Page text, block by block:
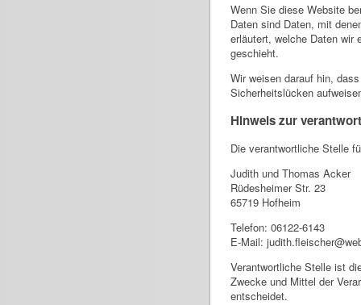
Wenn Sie diese Website
Daten sind Daten, mit
erläutert, welche Daten wir
geschieht.
Wir weisen darauf hin,
Sicherheitslücken
Hinweis zur
Die verantwortliche Stelle
Judith und Thomas Acker
Rüdesheimer Str. 23
65719 Hofheim
Telefon: 06122-6143
E-Mail:
Verantwortliche Stelle ist
Zwecke und Mittel der
entscheidet.